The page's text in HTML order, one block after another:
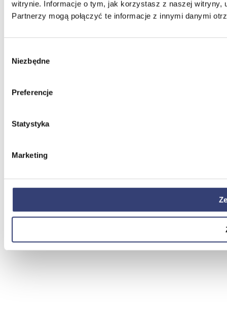
witrynie. Informacje o tym, jak korzystasz z naszej witryny,
Partnerzy mogą połączyć te informacje z innymi danymi
zgody
Niezbędne
Preferencje
Statystyka
Marketing